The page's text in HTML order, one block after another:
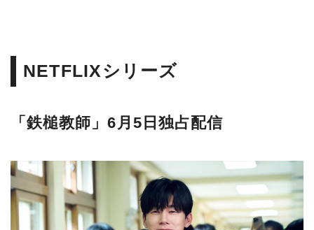
NETFLIXシリーズ
「鉄槌教師」6月5日独占配信